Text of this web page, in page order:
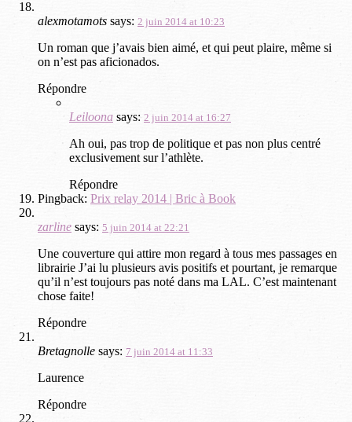
alexmotamots says: 2 juin 2014 at 10:23
Un roman que j’avais bien aimé, et qui peut plaire, même si
on n’est pas aficionados.
Répondre
Leiloona says: 2 juin 2014 at 16:27
Ah oui, pas trop de politique et pas non plus centré
exclusivement sur l’athlète.
Répondre
Pingback: Prix relay 2014 | Bric à Book
zarline says: 5 juin 2014 at 22:21
Une couverture qui attire mon regard à tous mes passages en
librairie J’ai lu plusieurs avis positifs et pourtant, je remarque
qu’il n’est toujours pas noté dans ma LAL. C’est maintenant
chose faite!
Répondre
Bretagnolle says: 7 juin 2014 at 11:33
Laurence
Répondre